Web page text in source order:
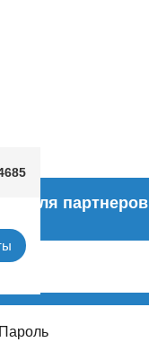
для партнеров
Пароль